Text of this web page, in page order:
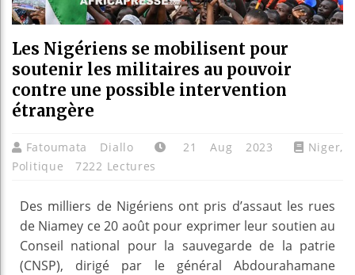
Les Nigériens se mobilisent pour
soutenir les militaires au pouvoir
contre une possible intervention
étrangère
Fatoumata Diallo 21 Aug 2023 Niger,
Politique
7222 Lectures
Des milliers de Nigériens ont pris d’assaut les rues
de Niamey ce 20 août pour exprimer leur soutien au
Conseil national pour la sauvegarde de la patrie
(CNSP), dirigé par le général Abdourahamane